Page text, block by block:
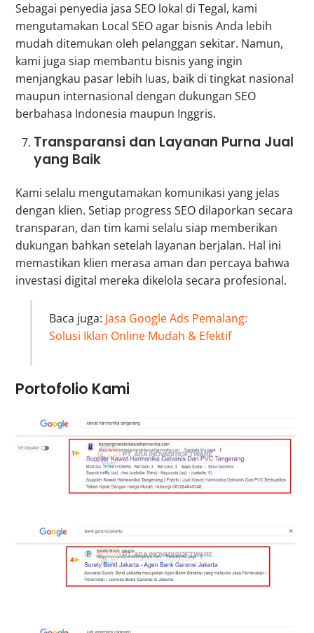
Sebagai penyedia jasa SEO lokal di Tegal, kami
mengutamakan Local SEO agar bisnis Anda lebih
mudah ditemukan oleh pelanggan sekitar. Namun,
kami juga siap membantu bisnis yang ingin
menjangkau pasar lebih luas, baik di tingkat nasional
maupun internasional dengan dukungan SEO
berbahasa Indonesia maupun Inggris.
Transparansi dan Layanan Purna Jual
yang Baik
Kami selalu mengutamakan komunikasi yang jelas
dengan klien. Setiap progress SEO dilaporkan secara
transparan, dan tim kami selalu siap memberikan
dukungan bahkan setelah layanan berjalan. Hal ini
memastikan klien merasa aman dan percaya bahwa
investasi digital mereka dikelola secara profesional.
Baca juga: Jasa Google Ads Pemalang:
Solusi Iklan Online Mudah & Efektif
Portofolio Kami